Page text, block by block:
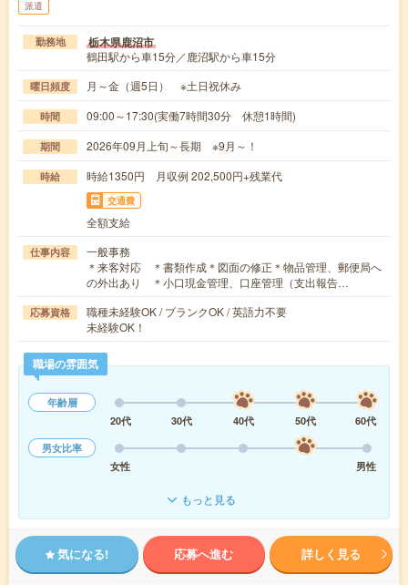
派遣
勤務地 栃木県鹿沼市
鶴田駅から車15分／鹿沼駅から車15分
曜日頻度 月～金（週5日） ※土日祝休み
時間 09:00～17:30(実働7時間30分 休憩1時間)
期間 2026年09月上旬～長期 ※9月～！
時給 時給1350円 月収例 202,500円+残業代
交通費
全額支給
仕事内容
一般事務
＊来客対応 ＊書類作成＊図面の修正＊物品管理、郵便局へ
の外出あり ＊小口現金管理、口座管理（支出報告…
応募資格
職種未経験OK / ブランクOK / 英語力不要
未経験OK！
職場の雰囲気
年齢層
20代
30代 40代 50代
60代
男女比率
女性
男性
もっと見る
気になる! 応募へ進む 詳しく見る